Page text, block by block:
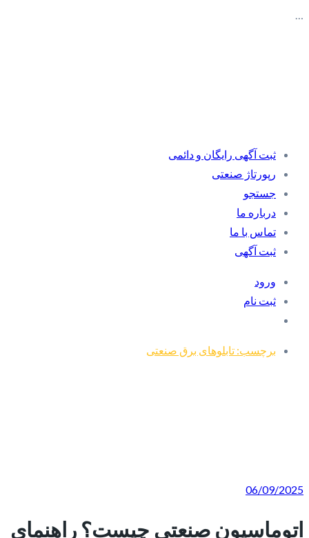
…
ثبت آگهی رایگان و دائمی
رپورتاژ صنعتی
جستجو
درباره ما
تماس با ما
ثبت آگهی
ورود
ثبت نام
برچسب: تابلوهای برق صنعتی
06/09/2025
اتوماسیون صنعتی چیست؟ راهنمای